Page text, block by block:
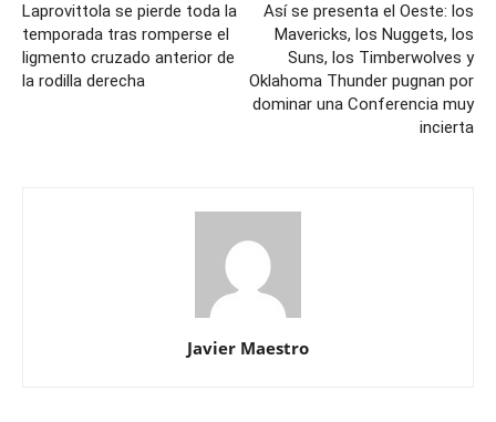
Laprovittola se pierde toda la
temporada tras romperse el
ligmento cruzado anterior de
la rodilla derecha
Así se presenta el Oeste: los
Mavericks, los Nuggets, los
Suns, los Timberwolves y
Oklahoma Thunder pugnan por
dominar una Conferencia muy
incierta
Javier Maestro